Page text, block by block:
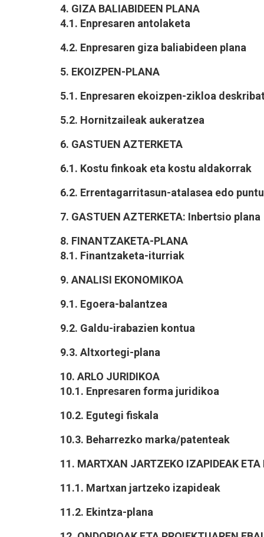
4. GIZA BALIABIDEEN PLANA
4.1. Enpresaren antolaketa
4.2. Enpresaren giza baliabideen plana
5. EKOIZPEN-PLANA
5.1. Enpresaren ekoizpen-zikloa
5.2. Hornitzaileak aukeratzea
6. GASTUEN AZTERKETA
6.1. Kostu finkoak eta kostu aldakorrak
6.2. Errentagarritasun-atalasea edo
7. GASTUEN AZTERKETA: Inbertsio plana
8. FINANTZAKETA-PLANA
8.1. Finantzaketa-iturriak
9. ANALISI EKONOMIKOA
9.1. Egoera-balantzea
9.2. Galdu-irabazien kontua
9.3. Altxortegi-plana
10. ARLO JURIDIKOA
10.1. Enpresaren forma juridikoa
10.2. Egutegi fiskala
10.3. Beharrezko marka/patenteak
11. MARTXAN JARTZEKO IZAPIDEAK
11.1. Martxan jartzeko izapideak
11.2. Ekintza-plana